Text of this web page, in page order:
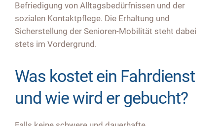
Befriedigung von Alltagsbedürfnissen und der
sozialen Kontaktpflege. Die Erhaltung und
Sicherstellung der Senioren-Mobilität steht dabei
stets im Vordergrund.
Was kostet ein Fahrdienst
und wie wird er gebucht?